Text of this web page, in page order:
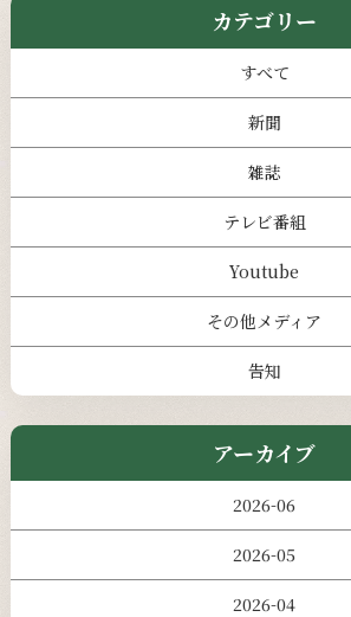
カテゴリー
すべて
新聞
雑誌
テレビ番組
Youtube
その他メディア
告知
アーカイブ
2026-06
2026-05
2026-04